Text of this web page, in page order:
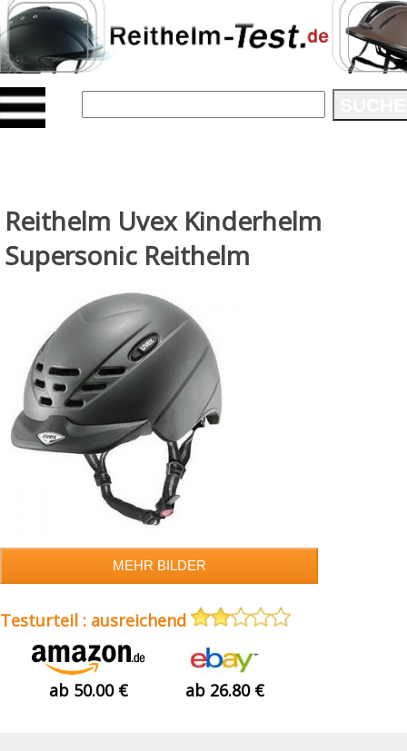
Reithelm Uvex Kinderhelm
Supersonic Reithelm
Testurteil : ausreichend
ab 50.00 € ab 26.80 €